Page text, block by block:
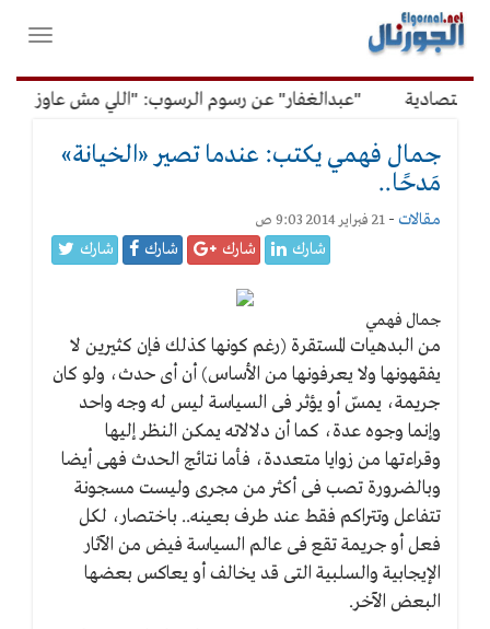
القائمة
الرئيسية
فتح
"عبدالغفار" عن رسوم الرسوب: "اللي مش عاوز يتعلم
جمال فهمي يكتب: عندما تصير «الخيانة»
مَدحًا..
مقالات - 21 فبراير 2014 9:03 ص
شارك شارك شارك شارك
جمال فهمي
من البدهيات المستقرة (رغم كونها كذلك فإن كثيرين لا
يفقهونها ولا يعرفونها من الأساس) أن أى حدث، ولو كان
جريمة، يمسّ أو يؤثر فى السياسة ليس له وجه واحد
وإنما وجوه عدة، كما أن دلالاته يمكن النظر إليها
وقراءتها من زوايا متعددة، فأما نتائج الحدث فهى أيضا
وبالضرورة تصب فى أكثر من مجرى وليست مسجونة
تتفاعل وتتراكم فقط عند طرف بعينه.. باختصار، لكل
فعل أو جريمة تقع فى عالم السياسة فيض من الآثار
الإيجابية والسلبية التى قد يخالف أو يعاكس بعضها
البعض الآخر.